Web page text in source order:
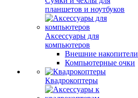
планшетов и ноутбуков
Аксессуары для
компьютеров
Внешние накопители
Компьютерные очки
Квадрокоптеры